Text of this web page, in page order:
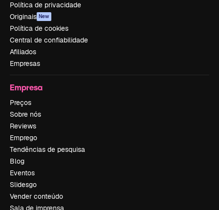
Política de privacidade
Originais New
Política de cookies
Central de confiabilidade
Afiliados
Empresas
Empresa
Preços
Sobre nós
Reviews
Emprego
Tendências de pesquisa
Blog
Eventos
Slidesgo
Vender conteúdo
Sala de imprensa